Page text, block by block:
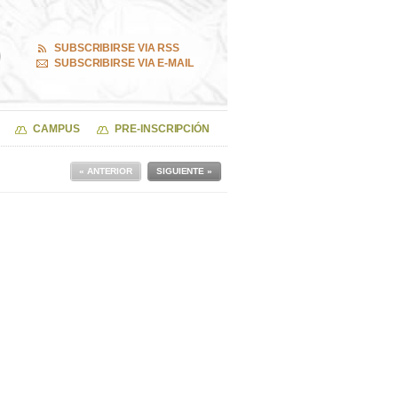
SUBSCRIBIRSE VIA RSS
SUBSCRIBIRSE VIA E-MAIL
CAMPUS PRE-INSCRIPCIÓN
SIGUIENTE »
« ANTERIOR